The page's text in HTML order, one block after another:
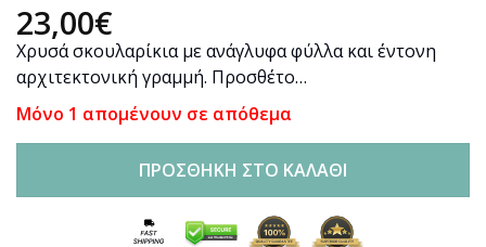
23,00€
Χρυσά σκουλαρίκια με ανάγλυφα φύλλα και έντονη
αρχιτεκτονική γραμμή. Προσθέτο…
Μόνο 1 απομένουν σε απόθεμα
ΠΡΟΣΘΉΚΗ ΣΤΟ ΚΑΛΆΘΙ